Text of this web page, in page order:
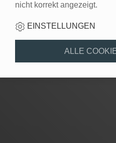
nicht korrekt angezeigt.
EINSTELLUNGEN